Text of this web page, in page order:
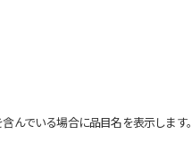
んでいる場合に品目名を表示します。